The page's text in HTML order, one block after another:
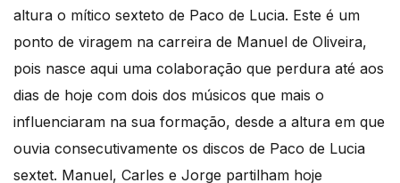
altura o mítico sexteto de Paco de Lucia. Este é um
ponto de viragem na carreira de Manuel de Oliveira,
pois nasce aqui uma colaboração que perdura até aos
dias de hoje com dois dos músicos que mais o
influenciaram na sua formação, desde a altura em que
ouvia consecutivamente os discos de Paco de Lucia
sextet. Manuel, Carles e Jorge partilham hoje